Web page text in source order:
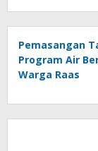
Pemasangan
Program Air
Warga Raas